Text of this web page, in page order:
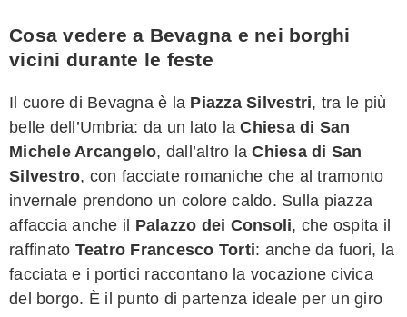
Cosa vedere a Bevagna e nei borghi
vicini durante le feste
Il cuore di Bevagna è la Piazza Silvestri, tra le più
belle dell’Umbria: da un lato laChiesa di San
Michele Arcangelo, dall’altro laChiesa di San
Silvestro, con facciate romaniche che al tramonto
invernale prendono un colore caldo. Sulla piazza
affaccia anche il Palazzo dei Consoli, che ospita il
raffinato Teatro Francesco Torti: anche da fuori, la
facciata e i portici raccontano la vocazione civica
del borgo. È il punto di partenza ideale per un giro